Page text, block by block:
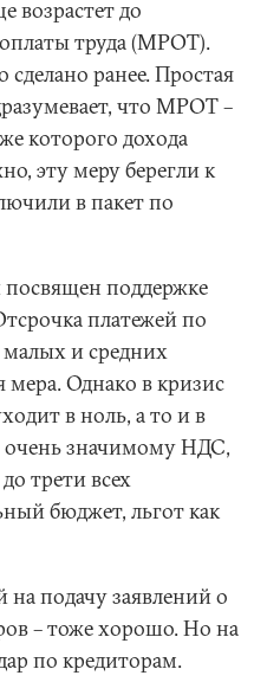
возрастет до
труда (МРОТ).
ранее. Простая
что МРОТ –
которого дохода
эту меру берегли к
в пакет по
поддержке
платежей по
и средних
Однако в кризис
в ноль, а то и в
значимому НДС,
трети всех
бюджет, льгот как
подачу заявлений о
– тоже хорошо. Но на
по кредиторам.